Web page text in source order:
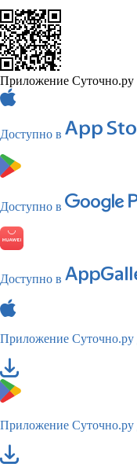
Приложение Суточно.ру
Доступно в
Доступно в
Доступно в
Приложение Суточно.ру
Приложение Суточно.ру